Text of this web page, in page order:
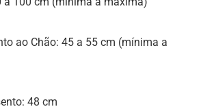
ao Chão: 45 a 55 cm (mínima a
48 cm